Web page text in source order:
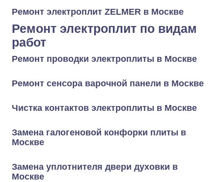
Ремонт электроплит ZELMER в Москве
Ремонт электроплит по видам
работ
Ремонт проводки электроплиты в Москве
Ремонт сенсора варочной панели в Москве
Чистка контактов электроплиты в Москве
Замена галогеновой конфорки плиты в
Москве
Замена уплотнителя двери духовки в
Москве